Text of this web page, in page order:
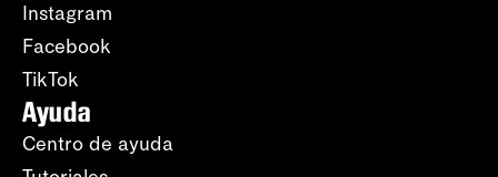
Instagram
Facebook
TikTok
Ayuda
Centro de ayuda